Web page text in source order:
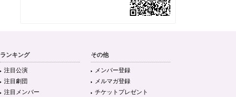
ランキング
注目公演
注目劇団
注目メンバー
その他
メンバー登録
メルマガ登録
チケットプレゼント